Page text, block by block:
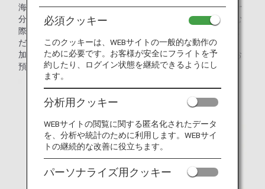
海産物、漬物などをお預けになる際は水漏れ等のないよう十
分に梱包した状態でお持ちください。また、機内に持ち込む
際は座席上の収納棚ではなく、お客様の足元などに置いてく
ださい。
加熱式弁当容器は危険物に該当するため、機内持ち込みもお
預けもできません。
必須クッキー
このクッキーは、WEBサイトの一般的な動作の
ために必要です。お客様が安全にフライトを予
約したり、ログイン状態を継続できるようにし
ます。
分析用クッキー
WEBサイトの閲覧に関する匿名化されたデータ
を、分析や統計のために利用します。WEBサイ
トの継続的な改善に役立ちます。
パーソナライズ用クッキー